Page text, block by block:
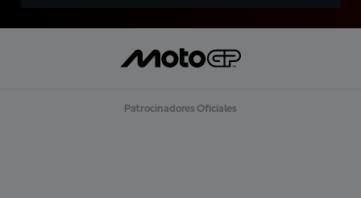
Patrocinadores Oficiales